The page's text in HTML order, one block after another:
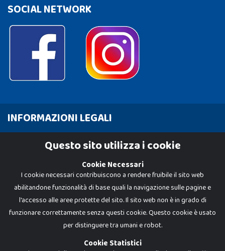
SOCIAL NETWORK
INFORMAZIONI LEGALI
Cookie PolicyQuesto sito utilizza i cookie
Cookie Necessari
I cookie necessari contribuiscono a rendere fruibile il sito web
abilitandone funzionalità di base quali la navigazione sulle pagine e
l'accesso alle aree protette del sito. Il sito web non è in grado di
funzionare correttamente senza questi cookie. Questo cookie è usato
per distinguere tra umani e robot.
Cookie Statistici